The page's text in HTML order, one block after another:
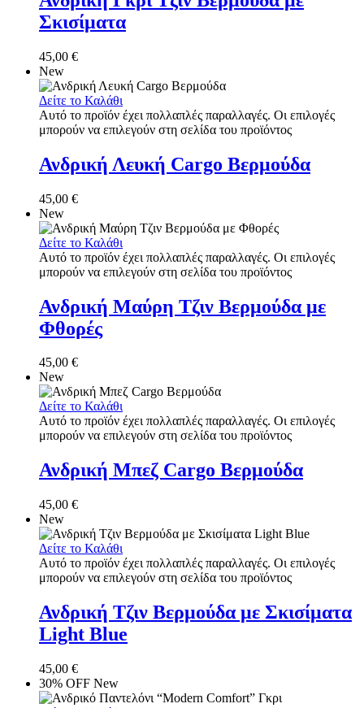
Σκισίματα
45,00 €
New
Δείτε το Καλάθι
Αυτό το προϊόν έχει πολλαπλές παραλλαγές. Οι επιλογές
μπορούν να επιλεγούν στη σελίδα του προϊόντος
Ανδρική Λευκή Cargo Βερμούδα
45,00 €
New
Δείτε το Καλάθι
Αυτό το προϊόν έχει πολλαπλές παραλλαγές. Οι επιλογές
μπορούν να επιλεγούν στη σελίδα του προϊόντος
Ανδρική Μαύρη Τζιν Βερμούδα με
Φθορές
45,00 €
New
Δείτε το Καλάθι
Αυτό το προϊόν έχει πολλαπλές παραλλαγές. Οι επιλογές
μπορούν να επιλεγούν στη σελίδα του προϊόντος
Ανδρική Μπεζ Cargo Βερμούδα
45,00 €
New
Δείτε το Καλάθι
Αυτό το προϊόν έχει πολλαπλές παραλλαγές. Οι επιλογές
μπορούν να επιλεγούν στη σελίδα του προϊόντος
Ανδρική Τζιν Βερμούδα με Σκισίματα
Light Blue
45,00 €
30% OFF New